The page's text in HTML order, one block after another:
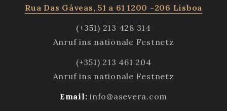
Rua Das Gáveas, 51 a 61 1200 -206 Lisboa
(+351) 213 428 314
Anruf ins nationale Festnetz
(+351) 213 461 204
Anruf ins nationale Festnetz
Email: info@asevera.com